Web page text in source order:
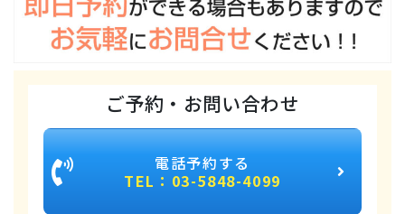
ご予約・お問い合わせ
電話予約する
TEL：03-5848-4099